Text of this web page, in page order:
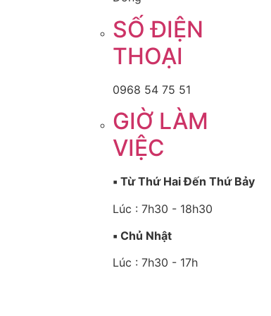
SỐ ĐIỆN
THOẠI
0968 54 75 51
GIỜ LÀM
VIỆC
▪️ Từ Thứ Hai Đến Thứ Bảy
Lúc : 7h30 - 18h30
▪️ Chủ Nhật
Lúc : 7h30 - 17h